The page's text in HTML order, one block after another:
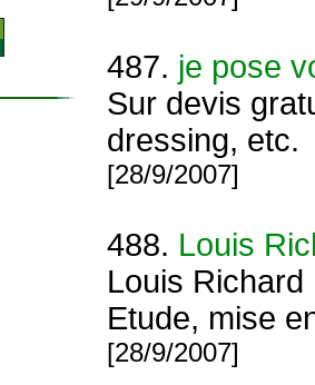
487. je pose
Sur devis
dressing, etc.
[28/9/2007]
488. Louis
Louis
Etude, mise
[28/9/2007]